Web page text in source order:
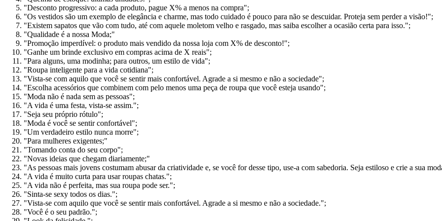
"Desconto progressivo: a cada produto, pague X% a menos na compra";
"Os vestidos são um exemplo de elegância e charme, mas todo cuidado é pouco para não se descuidar. Proteja sem perder a visão!";
"Existem sapatos que vão com tudo, até com aquele moletom velho e rasgado, mas saiba escolher a ocasião certa para isso.";
"Qualidade é a nossa Moda;"
"Promoção imperdível: o produto mais vendido da nossa loja com X% de desconto!";
"Ganhe um brinde exclusivo em compras acima de X reais";
"Para alguns, uma modinha; para outros, um estilo de vida";
"Roupa inteligente para a vida cotidiana";
"Vista-se com aquilo que você se sentir mais confortável. Agrade a si mesmo e não a sociedade";
"Escolha acessórios que combinem com pelo menos uma peça de roupa que você esteja usando";
"Moda não é nada sem as pessoas";
"A vida é uma festa, vista-se assim.";
"Seja seu próprio rótulo";
"Moda é você se sentir confortável";
"Um verdadeiro estilo nunca morre";
"Para mulheres exigentes;"
"Tomando conta do seu corpo";
"Novas ideias que chegam diariamente;"
"As pessoas mais jovens costumam abusar da criatividade e, se você for desse tipo, use-a com sabedoria. Seja estiloso e crie a sua
"A vida é muito curta para usar roupas chatas.";
"A vida não é perfeita, mas sua roupa pode ser.";
"Sinta-se sexy todos os dias.";
"Vista-se com aquilo que você se sentir mais confortável. Agrade a si mesmo e não a sociedade.";
"Você é o seu padrão.";